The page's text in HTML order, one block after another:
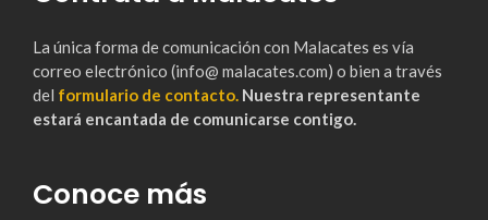
La única forma de comunicación con Malacates es vía
correo electrónico (info@ malacates.com) o bien a través
del formulario de contacto. Nuestra representante
estará encantada de comunicarse contigo.
Conoce más